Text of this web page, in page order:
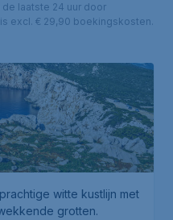
laatste 24 uur door
excl. € 29,90 boekingskosten.
witte kustlijn met
grotten.